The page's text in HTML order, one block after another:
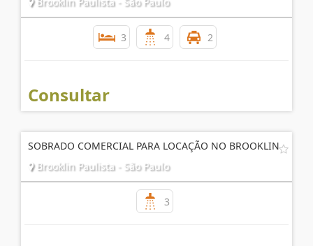
3 4 2
Consultar
SOBRADO COMERCIAL PARA LOCAÇÃO NO BROOKLIN
Brooklin Paulista - São Paulo
3